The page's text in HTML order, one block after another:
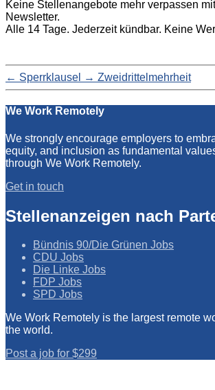
Keine Stellenangebote mehr verpassen
Newsletter.
Alle 14 Tage. Jederzeit kündbar. Keine
← Sperrklausel → Zweidrittelmehrheit
We Work Remotely
We strongly encourage employers to
equity, and inclusion as fundamental
through We Work Remotely.
Get in touch
Stellenanzeigen nach
Bündnis 90/Die Grünen Jobs
CDU Jobs
Die Linke Jobs
FDP Jobs
SPD Jobs
We Work Remotely is the largest remote
the world.
Post a job for $299